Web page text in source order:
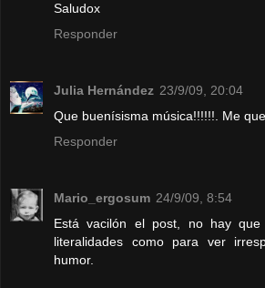
Saludox
Responder
Julia Hernández 23/9/09, 20:04
Que buenísisma música!!!!!!. Me
Responder
Mario_ergosum 24/9/09, 8:54
Está vacilón el post, no hay
literalidades como para ver
humor.